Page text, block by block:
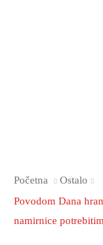
Početna
Ostalo
Povodom Dana
namirnice